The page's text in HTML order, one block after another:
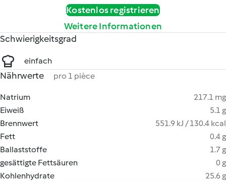
Kostenlos registrieren
Weitere Informationen
Schwierigkeitsgrad
einfach
Nährwerte pro 1 pièce
Natrium
217.1 mg
Eiweiß
5.1 g
Brennwert
551.9 kJ / 130.4 kcal
Fett
0.4 g
Ballaststoffe
1.7 g
gesättigte Fettsäuren
0 g
Kohlenhydrate
25.6 g